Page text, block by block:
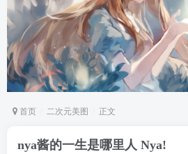
首页 二次元美图 正文
nya酱的一生是哪里人 Nya!